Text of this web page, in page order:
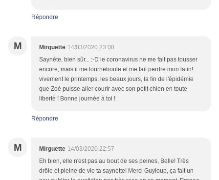
Répondre
M Mirguette 14/03/2020 23:00
Saynète, bien sûr... :-D le coronavirus ne me fait pas tousser
encore, mais il me tourneboule et me fait perdre mon latin!
vivement le printemps, les beaux jours, la fin de l'épidémie
que Zoé puisse aller courir avec son petit chien en toute
liberté ! Bonne journée à toi !
Répondre
M Mirguette 14/03/2020 22:57
Eh bien, elle n'est pas au bout de ses peines, Belle! Très
drôle et pleine de vie ta saynette! Merci Guyloup, ça fait un